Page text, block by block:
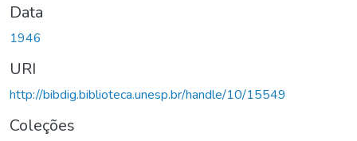
Data
1946
URI
http://bibdig.biblioteca.unesp.br/handle/10/15549
Coleções